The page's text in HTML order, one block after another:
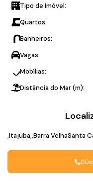
Tipo de Imóvel:
Quartos:
Banheiros:
Vagas:
Mobílias:
Distância do Mar (m):
Itajuba Barra VelhaSanta